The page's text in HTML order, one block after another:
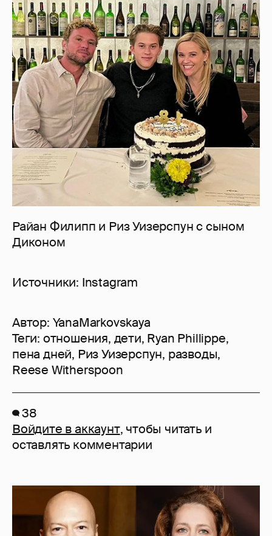
Райан Филипп и Риз Уизерспун с сыном
Диконом
Источники: Instagram
Автор: YanaMarkovskaya
Теги: отношения, дети, Ryan Phillippe,
пена дней, Риз Уизерспун, разводы,
Reese Witherspoon
38
Войдите в аккаунт, чтобы читать и
оставлять комментарии